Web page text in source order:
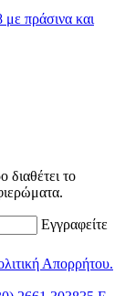
πράσινα και
διαθέτει το
Εγγραφείτε
Απορρήτου.